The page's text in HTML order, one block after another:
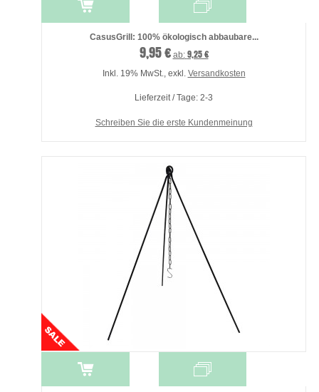
CasusGrill: 100% ökologisch abbaubare...
9,95 € ab: 9,25 €
Inkl. 19% MwSt., exkl. Versandkosten
Lieferzeit / Tage: 2-3
Schreiben Sie die erste Kundenmeinung